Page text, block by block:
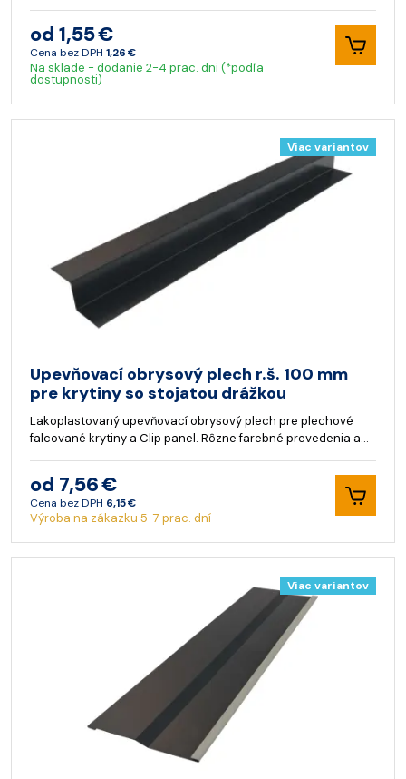
od 1,55 €
Cena bez DPH 1,26 €
Na sklade - dodanie 2-4 prac. dni (*podľa
dostupnosti)
Viac variantov
Upevňovací obrysový plech r.š. 100 mm
pre krytiny so stojatou drážkou
Lakoplastovaný upevňovací obrysový plech pre plechové
falcované krytiny a Clip panel. Rôzne farebné prevedenia a…
od 7,56 €
Cena bez DPH 6,15 €
Výroba na zákazku 5-7 prac. dní
Viac variantov